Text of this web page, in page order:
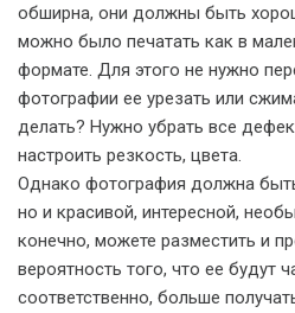
обширна, они должны быть
можно было печатать как в
формате. Для этого не нужно
фотографии ее урезать или
делать? Нужно убрать все
настроить резкость, цвета.
Однако фотография должна
но и красивой, интересной,
конечно, можете разместить и
вероятность того, что ее будут
соответственно, больше